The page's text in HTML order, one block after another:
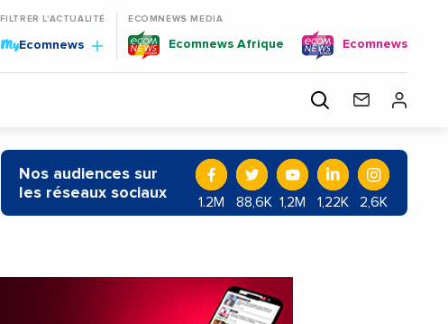
FILTRER L'ACTUALITÉ
MyEcomnews
ECOMNEWS MEDIA
Ecomnews Afrique Ecomnews
Nos audiences sur
les réseaux sociaux
1.2M 88,6K 1,2M 1,22K 2,6K